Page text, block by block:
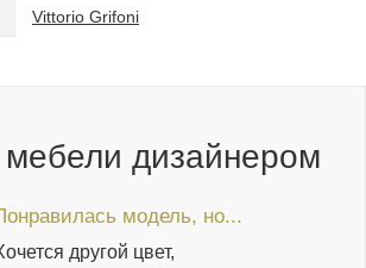
Vittorio Grifoni
дизайнером
модель, но...
другой цвет,